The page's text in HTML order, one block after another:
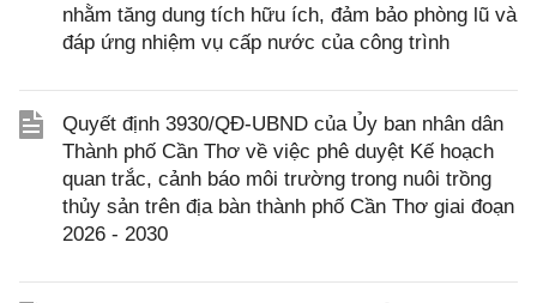
nhằm tăng dung tích hữu ích, đảm bảo phòng lũ và
đáp ứng nhiệm vụ cấp nước của công trình
Quyết định 3930/QĐ-UBND của Ủy ban nhân dân
Thành phố Cần Thơ về việc phê duyệt Kế hoạch
quan trắc, cảnh báo môi trường trong nuôi trồng
thủy sản trên địa bàn thành phố Cần Thơ giai đoạn
2026 - 2030